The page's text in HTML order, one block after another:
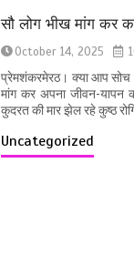
सौ लोग भीख मांग कर
October 14, 2025
प्रेमशंकरमेरठ। क्या आप सोच
मांग कर अपना जीवन-
कुदरत की मार झेल रहे कुष्ठ
Uncategorized